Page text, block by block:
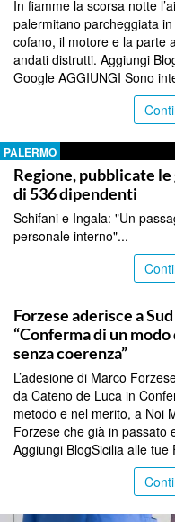
In fiamme la scorsa notte
palermitano parcheggiata
cofano, il motore e la parte
andati distrutti. Aggiungi
Google AGGIUNGI Sono
PALERMO
Regione, pubblicate
di 536 dipendenti
Schifani e Ingala: "Un
personale interno"...
Forzese aderisce a
“Conferma di un
senza coerenza”
L’adesione di Marco
da Cateno de Luca in
metodo e nel merito, a Noi
Forzese che già in passato
Aggiungi BlogSicilia alle tue